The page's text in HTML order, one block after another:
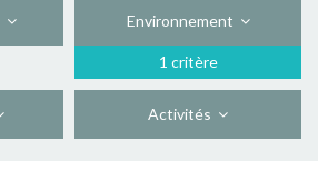
Environnement
1 critère
Activités